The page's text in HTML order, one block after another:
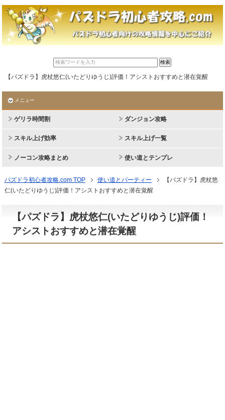
【パズドラ】虎杖悠仁(いたどりゆうじ)評価！アシストおすすめと潜在覚醒
メニュー
ゲリラ時間割 ダンジョン攻略
スキル上げ効率 スキル上げ一覧
ノーコン攻略まとめ 使い道とテンプレ
パズドラ初心者攻略.com TOP 使い道とパーティー
【パズドラ】虎杖悠
仁(いたどりゆうじ)評価！アシストおすすめと潜在覚醒
【パズドラ】虎杖悠仁(いたどりゆうじ)評価！
アシストおすすめと潜在覚醒